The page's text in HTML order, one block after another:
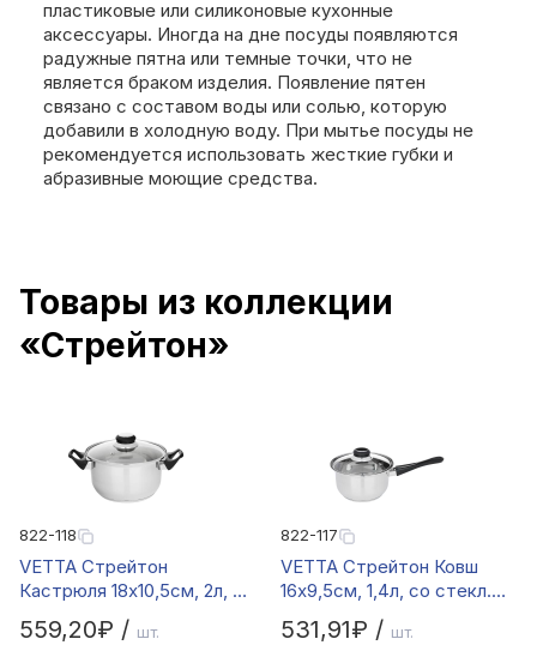
пластиковые или силиконовые кухонные
аксессуары. Иногда на дне посуды появляются
радужные пятна или темные точки, что не
является браком изделия. Появление пятен
связано с составом воды или солью, которую
добавили в холодную воду. При мытье посуды не
рекомендуется использовать жесткие губки и
абразивные моющие средства.
Товары из коллекции
«Стрейтон»
822-118
VETTA Стрейтон
Кастрюля 18х10,5см, 2л, со
стекл. крышкой
559,20₽ / шт.
822-117
VETTA Стрейтон Ковш
16х9,5см, 1,4л, со стекл.
531,91₽ / шт.